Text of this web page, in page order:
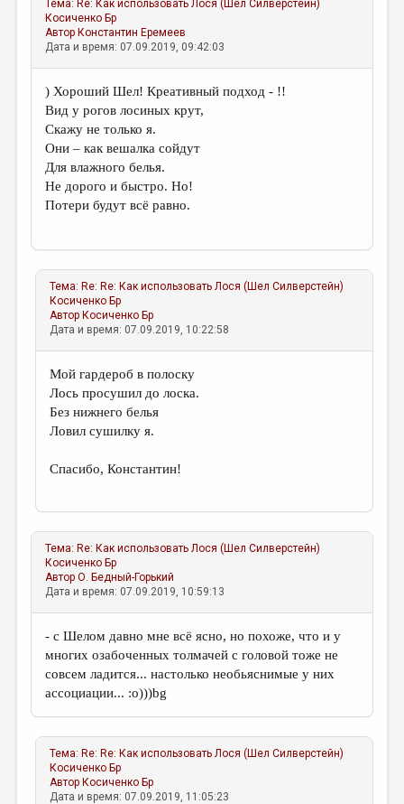
Тема: Re: Как использовать Лося (Шел Силверстейн)
Косиченко Бр
Автор Константин Еремеев
Дата и время: 07.09.2019, 09:42:03
) Хороший Шел! Креативный подход - !!
Вид у рогов лосиных крут,
Скажу не только я.
Они – как вешалка сойдут
Для влажного белья.
Не дорого и быстро. Но!
Потери будут всё равно.
Тема: Re: Re: Как использовать Лося (Шел Силверстейн)
Косиченко Бр
Автор Косиченко Бр
Дата и время: 07.09.2019, 10:22:58
Мой гардероб в полоску
Лось просушил до лоска.
Без нижнего белья
Ловил сушилку я.
Спасибо, Константин!
Тема: Re: Как использовать Лося (Шел Силверстейн)
Косиченко Бр
АвторО. Бедный-Горький
Дата и время: 07.09.2019, 10:59:13
- с Шелом давно мне всё ясно, но похоже, что и у
многих озабоченных толмачей с головой тоже не
совсем ладится... настолько необьяснимые у них
ассоциации... :о)))bg
Тема: Re: Re: Как использовать Лося (Шел Силверстейн)
Косиченко Бр
Автор Косиченко Бр
Дата и время: 07.09.2019, 11:05:23